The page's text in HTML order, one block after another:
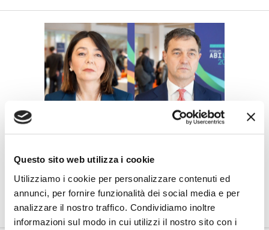
Questo sito web utilizza i cookie
Utilizziamo i cookie per personalizzare contenuti ed
annunci, per fornire funzionalità dei social media e per
analizzare il nostro traffico. Condividiamo inoltre
informazioni sul modo in cui utilizzi il nostro sito con i
FORUM ABI LAB 2026
Blockchain e sostenibilità: così CDP
innova il reporting ESG
di Flavio Padovan, Maddalena Libertini -Portare il reporting ESG
su blockchain per rafforzare trasparenza, tracciabilità e fi...